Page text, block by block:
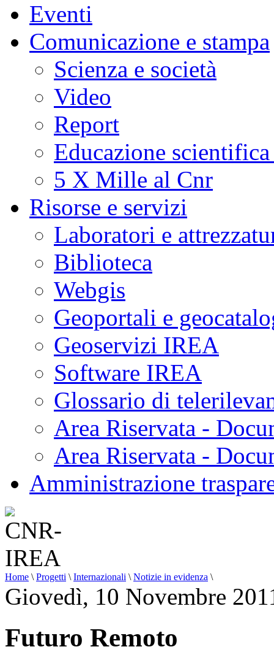
Eventi
Comunicazione e stampa
Scienza e società
Video
Report
Educazione
5 X Mille al Cnr
Risorse e servizi
Laboratori e
Biblioteca
Webgis
Geoportali e
Geoservizi IREA
Software IREA
Glossario di
Area Riservata -
Area Riservata -
Amministrazione
Home \ Progetti \ Internazionali \ Notizie in evidenza \
Giovedì, 10 Novembre
Futuro Remoto